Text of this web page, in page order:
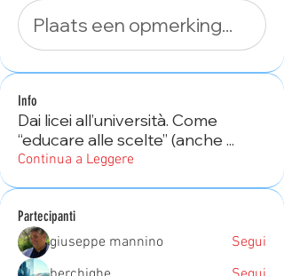
Plaats een opmerking...
Info
Dai licei all’università. Come
“educare alle scelte” (anche ...
Continua a Leggere
Partecipanti
giuseppe mannino
Segui